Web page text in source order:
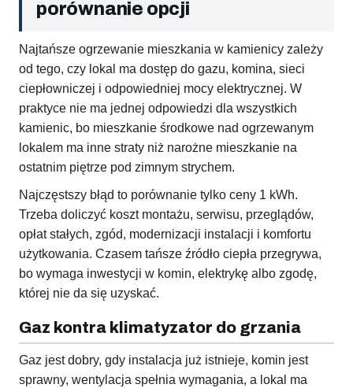
porównanie opcji
Najtańsze ogrzewanie mieszkania w kamienicy zależy
od tego, czy lokal ma dostęp do gazu, komina, sieci
ciepłowniczej i odpowiedniej mocy elektrycznej. W
praktyce nie ma jednej odpowiedzi dla wszystkich
kamienic, bo mieszkanie środkowe nad ogrzewanym
lokalem ma inne straty niż narożne mieszkanie na
ostatnim piętrze pod zimnym strychem.
Najczęstszy błąd to porównanie tylko ceny 1 kWh.
Trzeba doliczyć koszt montażu, serwisu, przeglądów,
opłat stałych, zgód, modernizacji instalacji i komfortu
użytkowania. Czasem tańsze źródło ciepła przegrywa,
bo wymaga inwestycji w komin, elektrykę albo zgodę,
której nie da się uzyskać.
Gaz kontra klimatyzator do grzania
Gaz jest dobry, gdy instalacja już istnieje, komin jest
sprawny, wentylacja spełnia wymagania, a lokal ma